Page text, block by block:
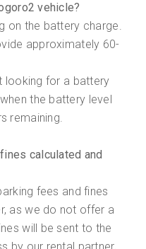
vehicle?
on the battery charge.
approximately 60-
looking for a battery
the battery level
remaining.
calculated and
fees and fines
as we do not offer a
will be sent to the